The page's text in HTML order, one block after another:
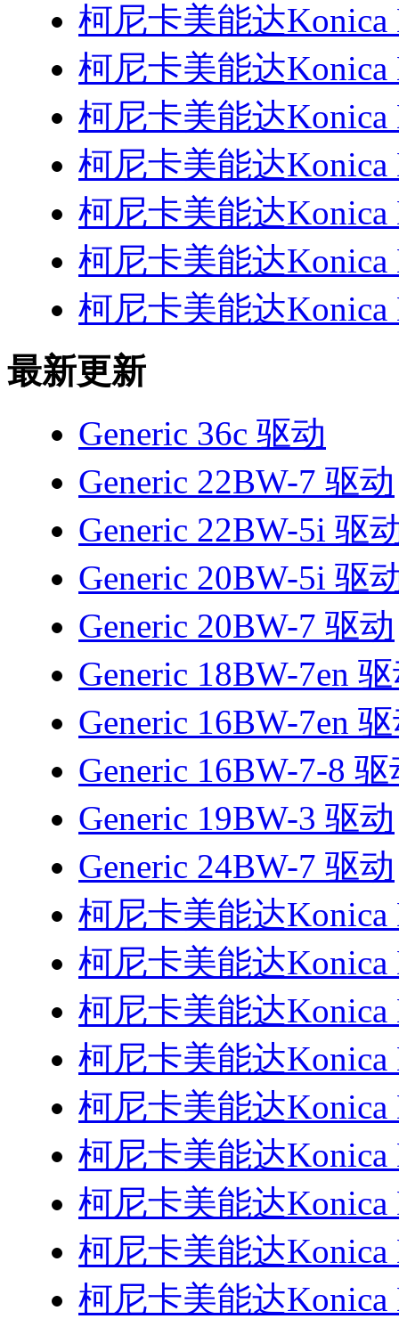
柯尼卡美能达
柯尼卡美能达
柯尼卡美能达
柯尼卡美能达
柯尼卡美能达
柯尼卡美能达
柯尼卡美能达
最新更新
Generic 36c 驱动
Generic 22BW-7 驱动
Generic 22BW-5i 驱
Generic 20BW-5i 驱
Generic 20BW-7 驱动
Generic 18BW-7en
Generic 16BW-7en
Generic 16BW-7-8 驱
Generic 19BW-3 驱动
Generic 24BW-7 驱动
柯尼卡美能达
柯尼卡美能达
柯尼卡美能达
柯尼卡美能达
柯尼卡美能达
柯尼卡美能达
柯尼卡美能达
柯尼卡美能达
柯尼卡美能达